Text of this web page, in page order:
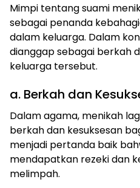
Mimpi tentang suami
sebagai penanda
dalam keluarga. Dalam
dianggap sebagai berkah
keluarga tersebut.
a. Berkah dan
Dalam agama, menikah
berkah dan kesuksesan
menjadi pertanda baik
mendapatkan rezeki dan
melimpah.